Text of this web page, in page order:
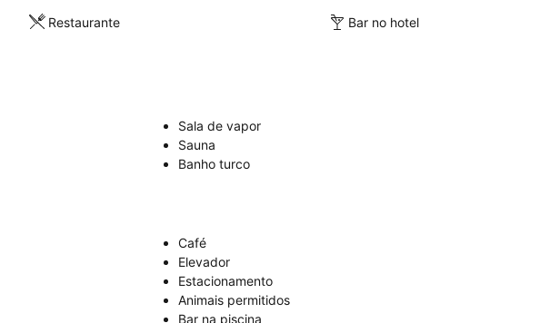
Restaurante Bar no hotel
Sala de vapor
Sauna
Banho turco
Café
Elevador
Estacionamento
Animais permitidos
Bar na piscina